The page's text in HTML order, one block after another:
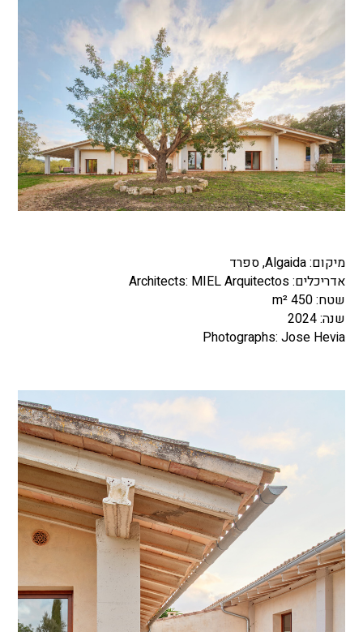
מיקום: Algaida, ספרד
אדריכלים: Architects: MIEL Arquitectos
שטח: 450 m²
שנה: 2024
Photographs: Jose Hevia